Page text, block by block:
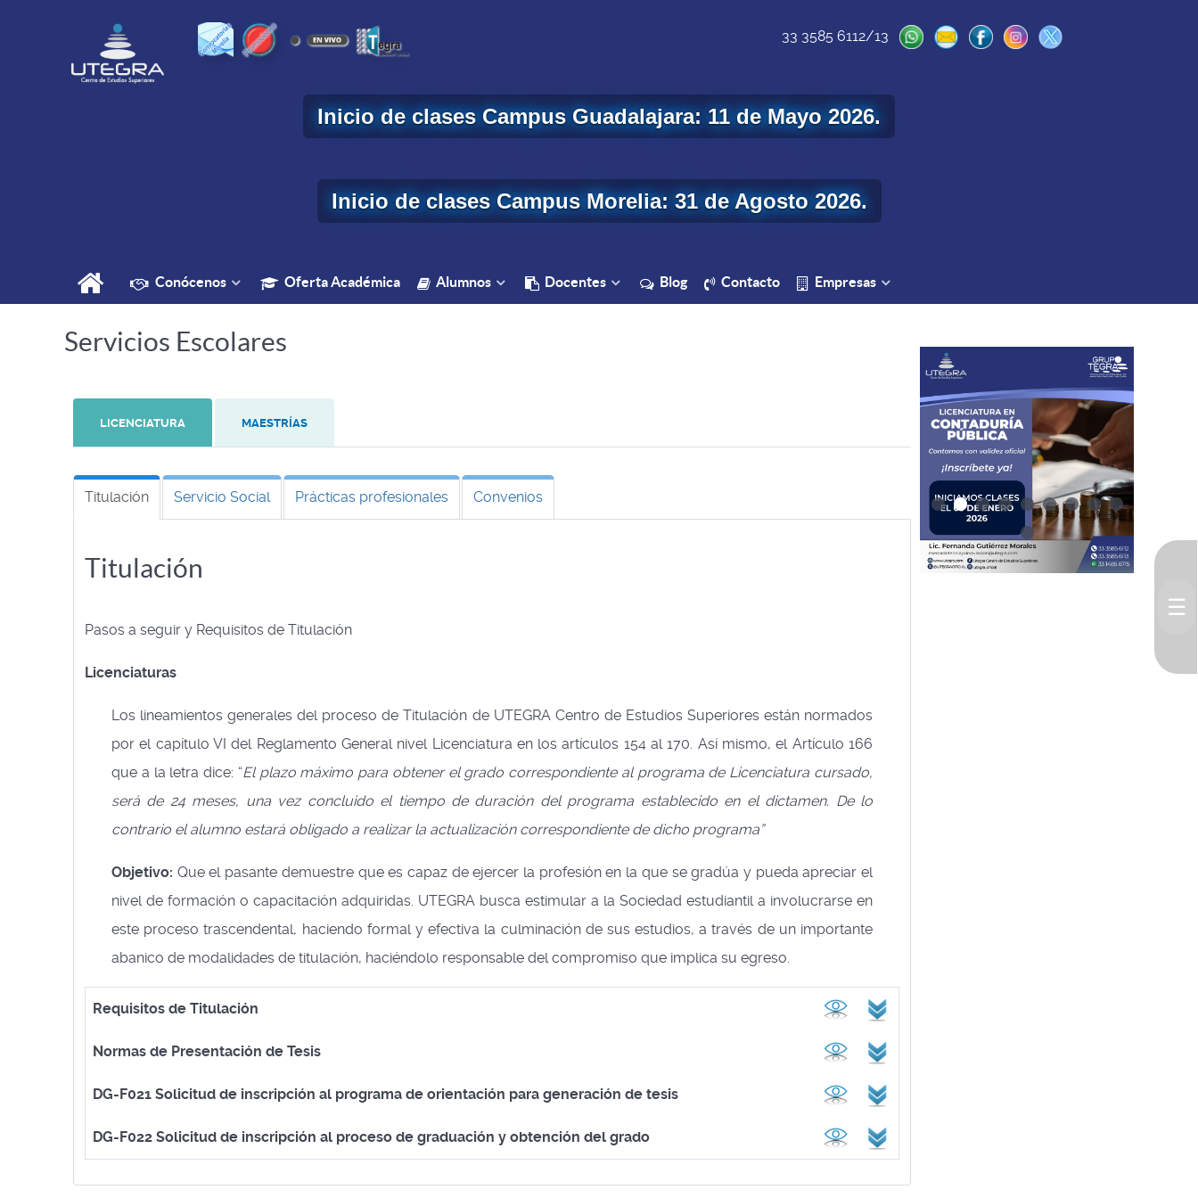
33 3585 6112/13
Inicio de clases Campus Guadalajara: 11 de Mayo 2026.
Inicio de clases Campus Morelia: 31 de Agosto 2026.
Conócenos Oferta Académica Alumnos Docentes Blog Contacto Empresas
Servicios Escolares
LICENCIATURA MAESTRÍAS
Titulación Servicio Social Prácticas profesionales Convenios
Titulación
Pasos a seguir y Requisitos de Titulación
Licenciaturas
Los lineamientos generales del proceso de Titulación de UTEGRA Centro de Estudios Superiores están normados
por el capítulo VI del Reglamento General nivel Licenciatura en los artículos 154 al 170. Así mismo, el Artículo 166
que a la letra dice: “El plazo máximo para obtener el grado correspondiente al programa de Licenciatura cursado,
será de 24 meses, una vez concluido el tiempo de duración del programa establecido en el dictamen. De lo
contrario el alumno estará obligado a realizar la actualización correspondiente de dicho programa”
Objetivo: Que el pasante demuestre que es capaz de ejercer la profesión en la que se gradúa y pueda apreciar el
nivel de formación o capacitación adquiridas. UTEGRA busca estimular a la Sociedad estudiantil a involucrarse en
este proceso trascendental, haciendo formal y efectiva la culminación de sus estudios, a través de un importante
abanico de modalidades de titulación, haciéndolo responsable del compromiso que implica su egreso.
Requisitos de Titulación
Normas de Presentación de Tesis
DG-F021 Solicitud de inscripción al programa de orientación para generación de tesis
DG-F022 Solicitud de inscripción al proceso de graduación y obtención del grado
☰